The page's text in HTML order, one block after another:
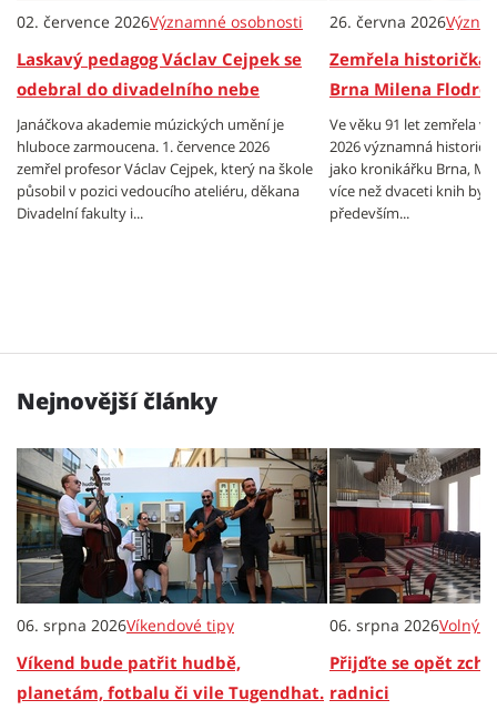
02. července 2026Významné osobnosti
Laskavý pedagog Václav Cejpek se
odebral do divadelního nebe
Janáčkova akademie múzických umění je
hluboce zarmoucena. 1. července 2026
zemřel profesor Václav Cejpek, který na škole
působil v pozici vedoucího ateliéru, děkana
Divadelní fakulty i...
26. června 2026
Zemřela historička
Brna Milena
Ve věku 91 let zemřela
2026 významná
jako kronikářku Brna,
více než dvaceti knih
především...
Nejnovější články
06. srpna 2026Víkendové tipy
Víkend bude patřit hudbě,
planetám, fotbalu či vile Tugendhat.
06. srpna 2026Volný
Přijďte se opět
radnici